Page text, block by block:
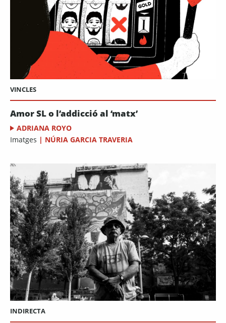
VINCLES
Amor SL o l’addicció al ‘matx’
ADRIANA ROYO
Imatges | NÚRIA GARCIA TRAVERIA
INDIRECTA